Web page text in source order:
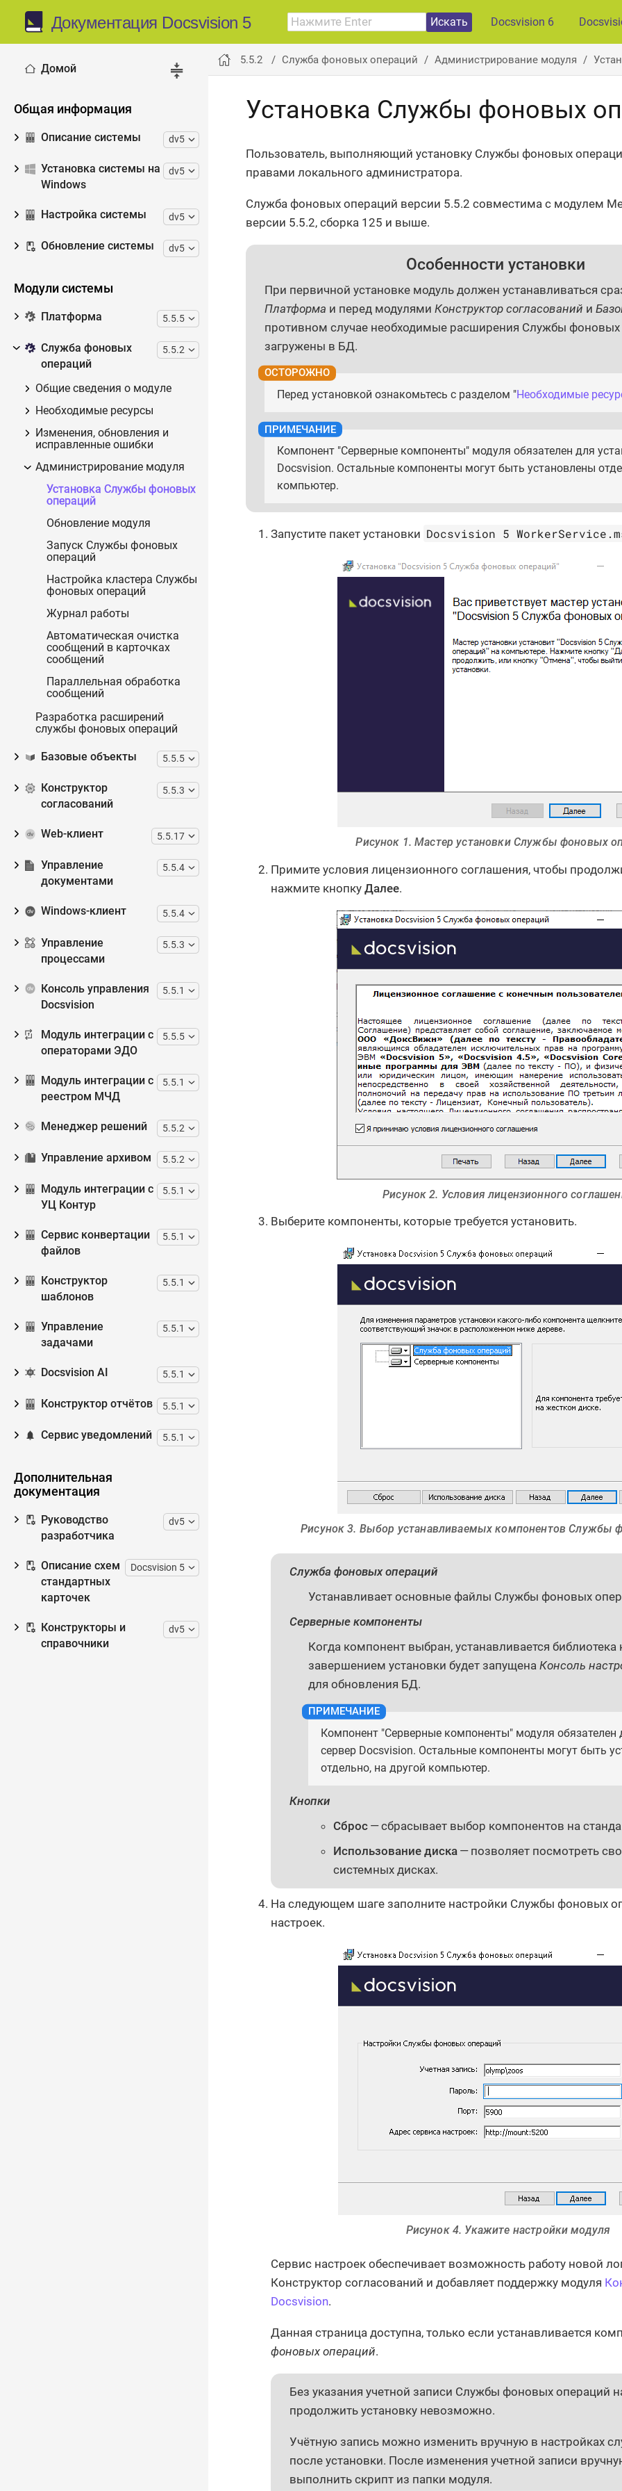
Документация Docsvision 5 Искать Docsvision 6
Домой
Общая информация
Описание системы dv5
Установка системы на
Windows
dv5
Настройка системы dv5
Обновление системы dv5
Модули системы
Платформа 5.5.5
Служба фоновых
операций
5.5.2
Общие сведения о модуле
Необходимые ресурсы
Изменения, обновления и
исправленные ошибки
Администрирование модуля
Установка Службы фоновых
операций
Обновление модуля
Запуск Службы фоновых
операций
Настройка кластера Службы
фоновых операций
Журнал работы
Автоматическая очистка
сообщений в карточках
сообщений
Параллельная обработка
сообщений
Разработка расширений
службы фоновых операций
Базовые объекты 5.5.5
Конструктор
согласований
5.5.3
Web-клиент 5.5.17
Управление
документами
5.5.4
Windows-клиент 5.5.4
Управление
процессами
5.5.3
Консоль управления
Docsvision
5.5.1
Модуль интеграции с
операторами ЭДО
5.5.5
Модуль интеграции с
реестром МЧД
5.5.1
Менеджер решений 5.5.2
Управление архивом 5.5.2
Модуль интеграции с
УЦ Контур
5.5.1
Сервис конвертации
файлов
5.5.1
Конструктор
шаблонов
5.5.1
Управление
задачами
5.5.1
Docsvision AI 5.5.1
Конструктор отчётов 5.5.1
Сервис уведомлений 5.5.1
Дополнительная
документация
Руководство
разработчика
dv5
Описание схем
стандартных
карточек
Docsvision 5
Конструкторы и
справочники
dv5
5.5.2 Служба фоновых операций Администрирование модуля
Установка Службы фоновых
Пользователь, выполняющий установку Службы фоновых
правами локального администратора.
Служба фоновых операций версии 5.5.2 совместима с модулем
версии 5.5.2, сборка 125 и выше.
Особенности установки
При первичной установке модуль должен устанавливаться
Платформа и перед модулями Конструктор согласований и
противном случае необходимые расширения Службы фоновых
загружены в БД.
Перед установкой ознакомьтесь с разделом "Необходимые
Компонент "Серверные компоненты" модуля обязателен для
Docsvision. Остальные компоненты могут быть установлены
компьютер.
Запустите пакет установки Docsvision 5
Рисунок 1. Мастер установки Службы фоновых
Примите условия лицензионного соглашения, чтобы
нажмите кнопку Далее.
Рисунок 2. Условия лицензионного
Выберите компоненты, которые требуется установить.
Рисунок 3. Выбор устанавливаемых компонентов Службы
Служба фоновых операций
Устанавливает основные файлы Службы фоновых
Серверные компоненты
Когда компонент выбран, устанавливается библиотека
завершением установки будет запущена Консоль
для обновления БД.
Компонент "Серверные компоненты" модуля обязателен
сервер Docsvision. Остальные компоненты могут быть
отдельно, на другой компьютер.
Кнопки
Сброс — сбрасывает выбор компонентов на
Использование диска — позволяет посмотреть
системных дисках.
На следующем шаге заполните настройки Службы фоновых
настроек.
Рисунок 4. Укажите настройки модуля
Сервис настроек обеспечивает возможность работу новой
Конструктор согласований и добавляет поддержку модуля
Docsvision.
Данная страница доступна, только если устанавливается
фоновых операций.
Без указания учетной записи Службы фоновых операций
продолжить установку невозможно.
Учётную запись можно изменить вручную в настройках
после установки. После изменения учетной записи
выполнить скрипт из папки модуля.